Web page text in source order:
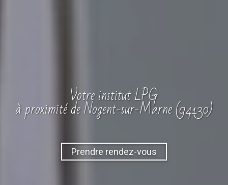
VotreinstitutLPG
à proximité de Nogent-sur-Marne (94130)
Prendre rendez-vous